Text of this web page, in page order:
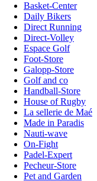
Basket-Center
Daily Bikers
Direct Running
Direct-Volley
Espace Golf
Foot-Store
Galopp-Store
Golf and co
Handball-Store
House of Rugby
La sellerie de Maé
Made in Paradis
Nauti-wave
On-Fight
Padel-Expert
Pecheur-Store
Pet and Garden